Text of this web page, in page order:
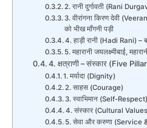
2. रानी दुर्गावती (Rani
3. वीरांगना किरण देवी
को भीख माँगनी पड़ी
4. हाड़ी रानी (Hadi Rani) –
5. महारानी जयलक्ष्मीबाई,
4. क्षत्राणी – संस्कार (Five
1. मर्यादा (Dignity)
2. साहस (Courage)
3. स्वाभिमान (Self-Respect)
4. संस्कार (Cultural
5. सेवा और करुणा (Service